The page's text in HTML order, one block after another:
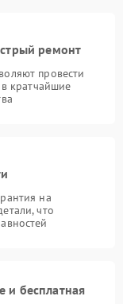
ремонт
провести
в кратчайшие
на
что
и бесплатная